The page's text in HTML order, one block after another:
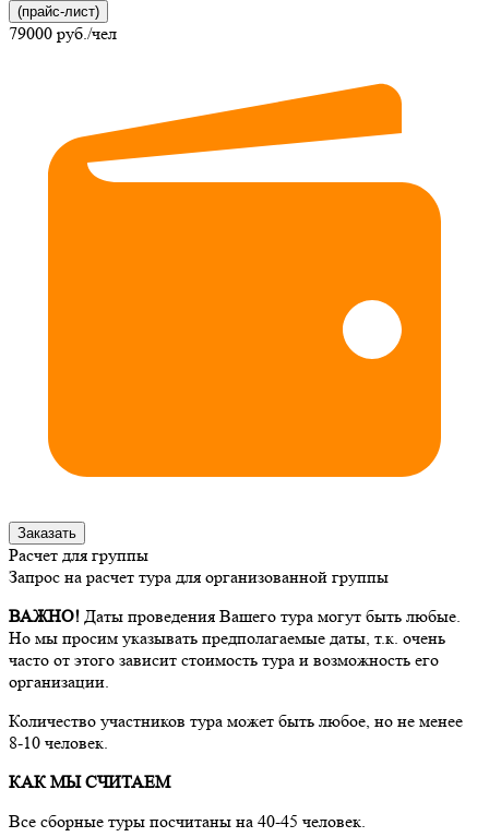
(прайс-лист)
79000 руб./чел
Заказать
Расчет для группы
Запрос на расчет тура для организованной группы
ВАЖНО! Даты проведения Вашего тура могут быть любые.
Но мы просим указывать предполагаемые даты, т.к. очень
часто от этого зависит стоимость тура и возможность его
организации.
Количество участников тура может быть любое, но не менее
8-10 человек.
КАК МЫ СЧИТАЕМ
Все сборные туры посчитаны на 40-45 человек.